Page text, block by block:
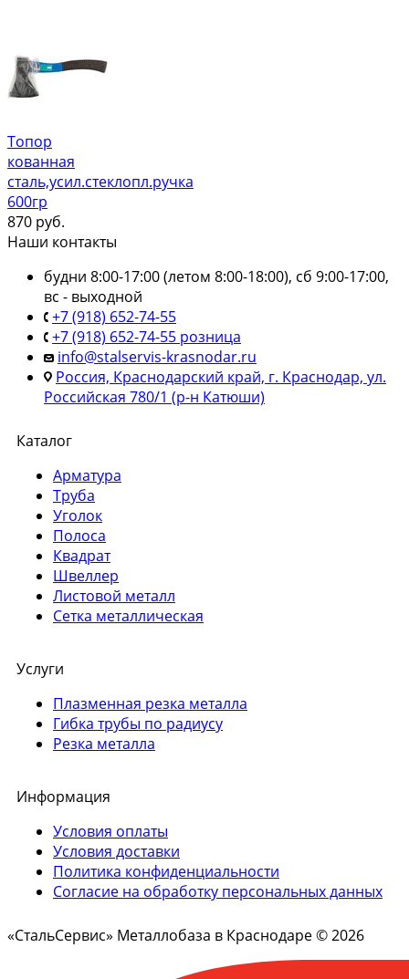
Топор
кованная
сталь,усил.стеклопл.ручка
600гр
870 руб.
Наши контакты
будни 8:00-17:00 (летом 8:00-18:00), сб 9:00-17:00,
вс - выходной
+7 (918) 652-74-55
+7 (918) 652-74-55 розница
info@stalservis-krasnodar.ru
Россия, Краснодарский край, г. Краснодар, ул.
Российская 780/1 (р-н Катюши)
Каталог
Арматура
Труба
Уголок
Полоса
Квадрат
Швеллер
Листовой металл
Сетка металлическая
Услуги
Плазменная резка металла
Гибка трубы по радиусу
Резка металла
Информация
Условия оплаты
Условия доставки
Политика конфиденциальности
Согласие на обработку персональных данных
«СтальСервис» Металлобаза в Краснодаре © 2026